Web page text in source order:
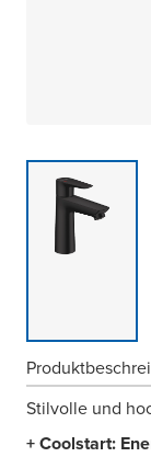
Stilvolle und
+ Coolstart: